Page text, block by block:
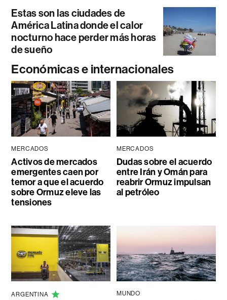
Estas son las ciudades de
América Latina donde el calor
nocturno hace perder más horas
de sueño
Económicas e internacionales
MERCADOS
Activos de mercados
emergentes caen por
temor a que el acuerdo
sobre Ormuz eleve las
tensiones
MERCADOS
Dudas sobre el acuerdo
entre Irán y Omán para
reabrir Ormuz impulsan
al petróleo
ARGENTINA MUNDO